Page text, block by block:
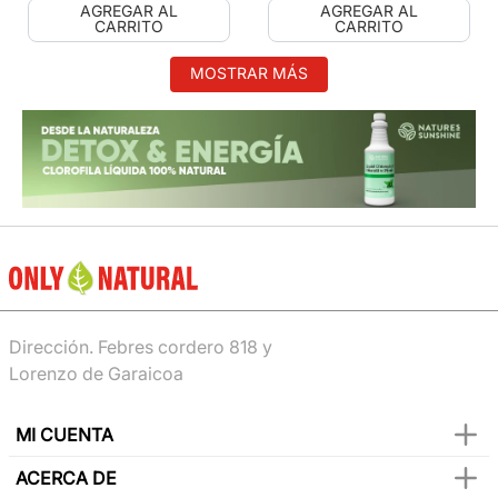
AGREGAR AL
CARRITO
AGREGAR AL
CARRITO
MOSTRAR MÁS
Dirección. Febres cordero 818 y
Lorenzo de Garaicoa
MI CUENTA
ACERCA DE